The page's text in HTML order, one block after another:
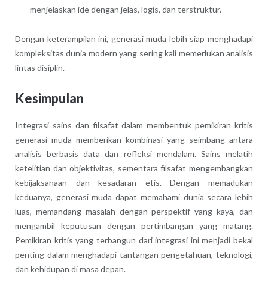
menjelaskan ide dengan jelas, logis, dan terstruktur.
Dengan keterampilan ini, generasi muda lebih siap menghadapi
kompleksitas dunia modern yang sering kali memerlukan analisis
lintas disiplin.
Kesimpulan
Integrasi sains dan filsafat dalam membentuk pemikiran kritis
generasi muda memberikan kombinasi yang seimbang antara
analisis berbasis data dan refleksi mendalam. Sains melatih
ketelitian dan objektivitas, sementara filsafat mengembangkan
kebijaksanaan dan kesadaran etis. Dengan memadukan
keduanya, generasi muda dapat memahami dunia secara lebih
luas, memandang masalah dengan perspektif yang kaya, dan
mengambil keputusan dengan pertimbangan yang matang.
Pemikiran kritis yang terbangun dari integrasi ini menjadi bekal
penting dalam menghadapi tantangan pengetahuan, teknologi,
dan kehidupan di masa depan.